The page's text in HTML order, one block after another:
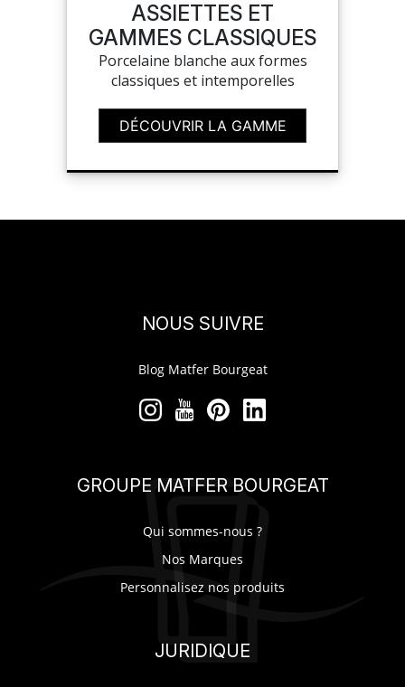
ASSIETTES ET
GAMMES CLASSIQUES
Porcelaine blanche aux formes
classiques et intemporelles
DÉCOUVRIR LA GAMME
NOUS SUIVRE
Blog Matfer Bourgeat
GROUPE MATFER BOURGEAT
Qui sommes-nous ?
Nos Marques
Personnalisez nos produits
JURIDIQUE